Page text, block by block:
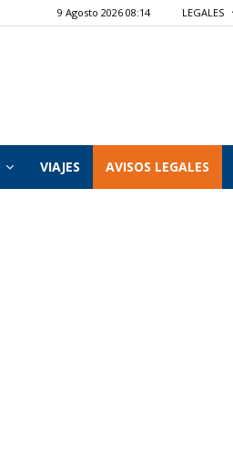
9 Agosto 2026 08:14 LEGALES
VIAJES AVISOS LEGALES